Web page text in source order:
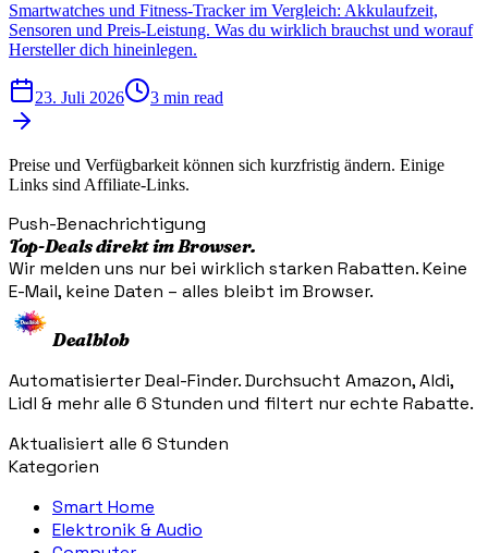
Smartwatches und Fitness-Tracker im Vergleich: Akkulaufzeit,
Sensoren und Preis-Leistung. Was du wirklich brauchst und worauf
Hersteller dich hineinlegen.
23. Juli 2026 3 min read
Preise und Verfügbarkeit können sich kurzfristig ändern. Einige
Links sind Affiliate-Links.
Push-Benachrichtigung
Top-Deals direkt im Browser.
Wir melden uns nur bei wirklich starken Rabatten. Keine
E-Mail, keine Daten – alles bleibt im Browser.
Dealblob
Automatisierter Deal-Finder. Durchsucht Amazon, Aldi,
Lidl & mehr alle 6 Stunden und filtert nur echte Rabatte.
Aktualisiert alle 6 Stunden
Kategorien
Smart Home
Elektronik & Audio